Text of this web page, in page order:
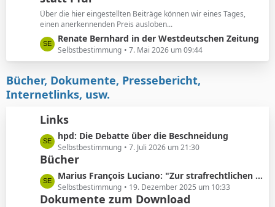
t
e
B
e
i
r
ä
e
Über die hier eingestellten Beiträge können wir eines Tages,
einen anerkennenden Preis ausloben...
L
e
t
t
e
e
i
t
r
ä
g
e
Renate Bernhard in der Westdeutschen Zeitung
Selbstbestimmung 7. Mai 2026 um 09:44
Bücher, Dokumente, Pressebericht,
Internetlinks, usw.
Links
L
e
t
z
t
e
hpd: Die Debatte über die Beschneidung
Selbstbestimmung 7. Juli 2026 um 21:30
Bücher
L
e
t
Marius François Luciano: "Zur strafrechtlichen Einordnung medizinisch nicht indizierter Eingriffe in die Körpersubstanz von Kindern"
Selbstbestimmung 19. Dezember 2025 um 10:33
Dokumente zum Download